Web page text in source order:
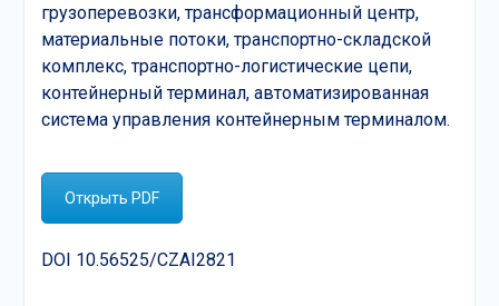
грузоперевозки, трансформационный центр,
материальные потоки, транспортно-складской
комплекс, транспортно-логистические цепи,
контейнерный терминал, автоматизированная
система управления контейнерным терминалом.
Открыть PDF
DOI 10.56525/CZAI2821